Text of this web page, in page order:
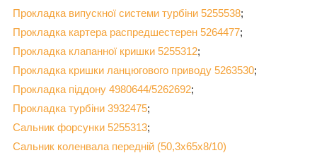
Прокладка випускної системи турбіни 5255538;
Прокладка картера распредшестерен 5264477;
Прокладка клапанної кришки 5255312;
Прокладка кришки ланцюгового приводу 5263530;
Прокладка піддону 4980644/5262692;
Прокладка турбіни 3932475;
Сальник форсунки 5255313;
Сальник коленвала передній (50,3х65х8/10)